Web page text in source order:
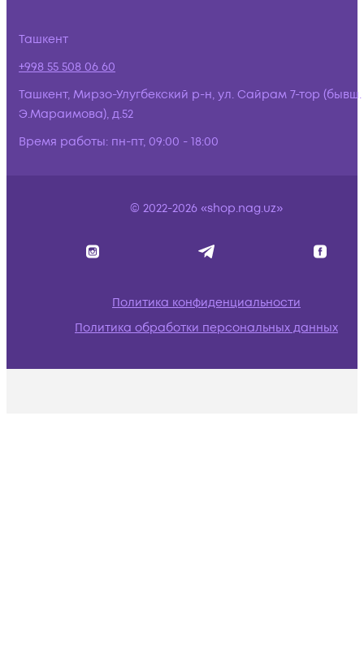
Ташкент
+998 55 508 06 60
Ташкент, Мирзо-Улугбекский р-н, ул. Сайрам 7-тор (бывш.
Э.Мараимова), д.52
Время работы: пн-пт, 09:00 - 18:00
© 2022-2026 «shop.nag.uz»
Политика конфиденциальности
Политика обработки персональных данных